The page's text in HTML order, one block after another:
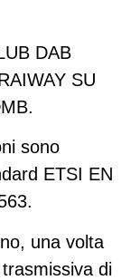
DAB
SU
sono
ETSI EN
una volta
di